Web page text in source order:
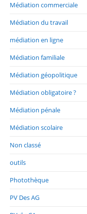
Médiation commerciale
Médiation du travail
médiation en ligne
Médiation familiale
Médiation géopolitique
Médiation obligatoire ?
Médiation pénale
Médiation scolaire
Non classé
outils
Photothèque
PV Des AG